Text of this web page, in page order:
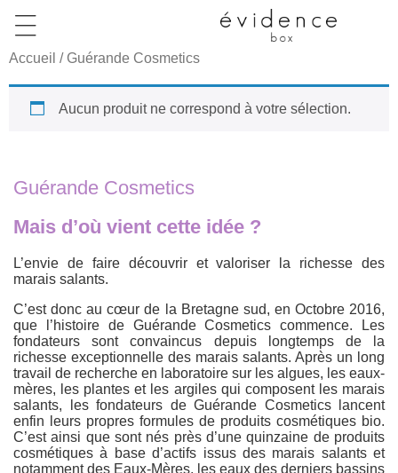
Accueil / Guérande Cosmetics
Aucun produit ne correspond à votre sélection.
Guérande Cosmetics
Mais d’où vient cette idée ?
L’envie de faire découvrir et valoriser la richesse des
marais salants.
C’est donc au cœur de la Bretagne sud, en Octobre 2016,
que l’histoire de Guérande Cosmetics commence. Les
fondateurs sont convaincus depuis longtemps de la
richesse exceptionnelle des marais salants. Après un long
travail de recherche en laboratoire sur les algues, les eaux-
mères, les plantes et les argiles qui composent les marais
salants, les fondateurs de Guérande Cosmetics lancent
enfin leurs propres formules de produits cosmétiques bio.
C’est ainsi que sont nés près d’une quinzaine de produits
cosmétiques à base d’actifs issus des marais salants et
notamment des Eaux-Mères, les eaux des derniers bassins